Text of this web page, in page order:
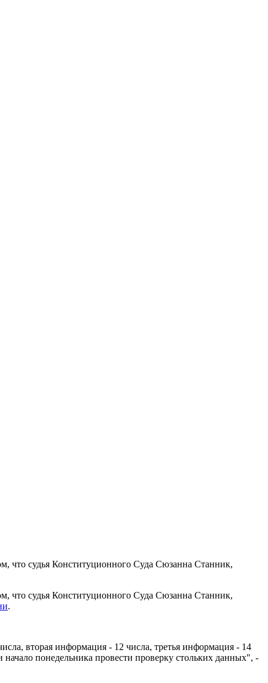
что судья Конституционного Суда Сюзанна Станник,
что судья Конституционного Суда Сюзанна Станник,
.
вторая информация - 12 числа, третья информация - 14
начало понедельника провести проверку стольких данных", -